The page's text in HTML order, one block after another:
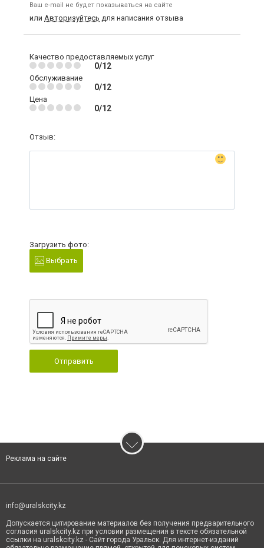
Ваш e-mail не будет показываться на сайте
или Авторизуйтесь для написания отзыва
Качество предоставляемых услуг
0/12
Обслуживание
0/12
Цена
0/12
Отзыв:
Загрузить фото:
Выбрать
Отправить
Реклама на сайте
info@uralskcity.kz
Допускается цитирование материалов без получения предварительного
согласия uralskcity.kz при условии размещения в тексте обязательной
ссылки на uralskcity.kz - Сайт города Уральск. Для интернет-изданий